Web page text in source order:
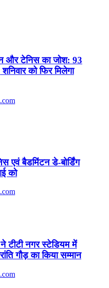
और टेनिस का जोश: 93
को फिर मिलेगा
एवं बैडमिंटन डे-बोर्डिंग
को
टीटी नगर स्टेडियम में
गौड़ का किया सम्मान